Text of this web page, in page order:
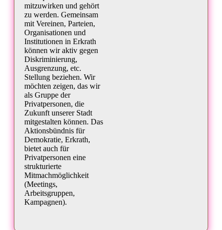
mitzuwirken und gehört
zu werden. Gemeinsam
mit Vereinen, Parteien,
Organisationen und
Institutionen in Erkrath
können wir aktiv gegen
Diskriminierung,
Ausgrenzung, etc.
Stellung beziehen. Wir
möchten zeigen, das wir
als Gruppe der
Privatpersonen, die
Zukunft unserer Stadt
mitgestalten können. Das
Aktionsbündnis für
Demokratie, Erkrath,
bietet auch für
Privatpersonen eine
strukturierte
Mitmachmöglichkeit
(Meetings,
Arbeitsgruppen,
Kampagnen).